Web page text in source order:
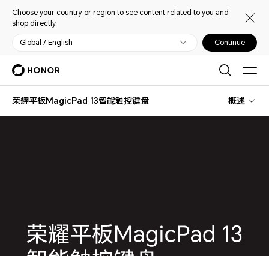
Choose your country or region to see content related to you and
shop directly.
Global / English Continue
荣耀平板MagicPad 13智能触控键盘 概述